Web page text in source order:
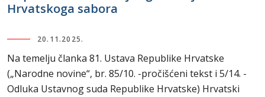
Hrvatskoga sabora
20.11.2025.
Na temelju članka 81. Ustava Republike Hrvatske
(„Narodne novine“, br. 85/10. -pročišćeni tekst i 5/14. -
Odluka Ustavnog suda Republike Hrvatske) Hrvatski